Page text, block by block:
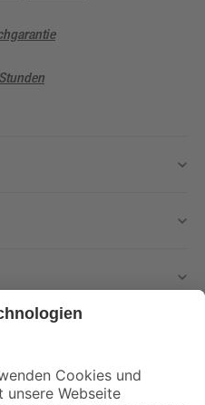
Aktionen mehr verpassen!